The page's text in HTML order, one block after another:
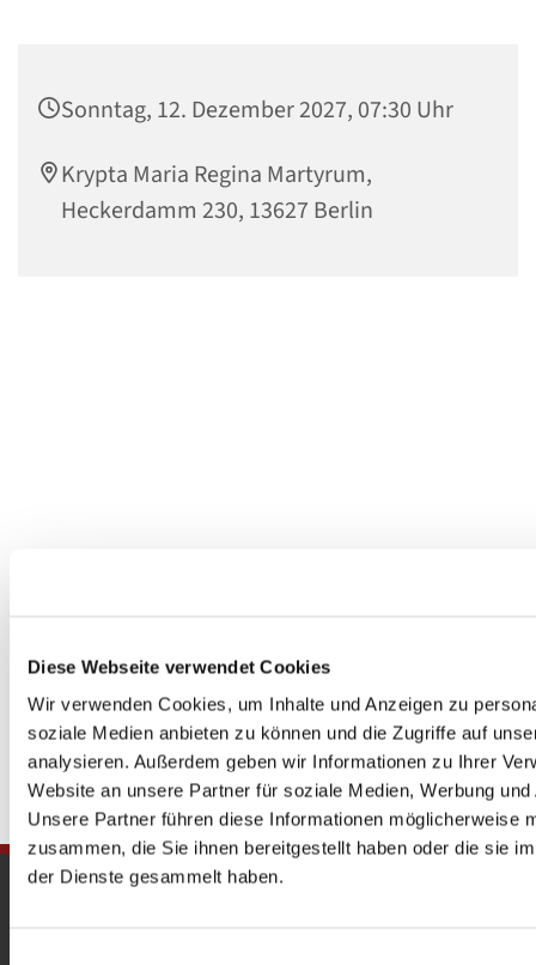
Diese Webseite verwendet Cookies
Wir verwenden Cookies, um Inhalte und Anzeigen zu
soziale Medien anbieten zu können und die Zugriffe auf
analysieren. Außerdem geben wir Informationen zu Ihrer
Website an unsere Partner für soziale Medien, Werbung
Unsere Partner führen diese Informationen möglicherweise
zusammen, die Sie ihnen bereitgestellt haben oder die sie
der Dienste gesammelt haben.
Sonntag, 12. Dezember 2027, 07:30 Uhr
Krypta Maria Regina Martyrum,
Heckerdamm 230, 13627 Berlin